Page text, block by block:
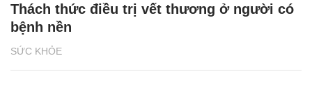
SỨC KHỎE
Thách thức điều trị vết thương ở người có
bệnh nền